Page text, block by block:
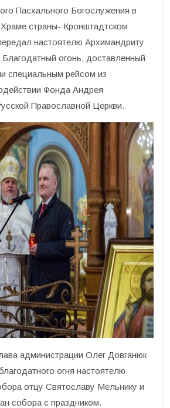
Пасхального Богослужения в
страны- Кронштадтском
настоятелю Архимандриту
огонь, доставленный
специальным рейсом из
Фонда Андрея
Православной Церкви.
администрации Олег Довганюк
огня настоятелю
отцу Святославу Мельнику и
собора с праздником.